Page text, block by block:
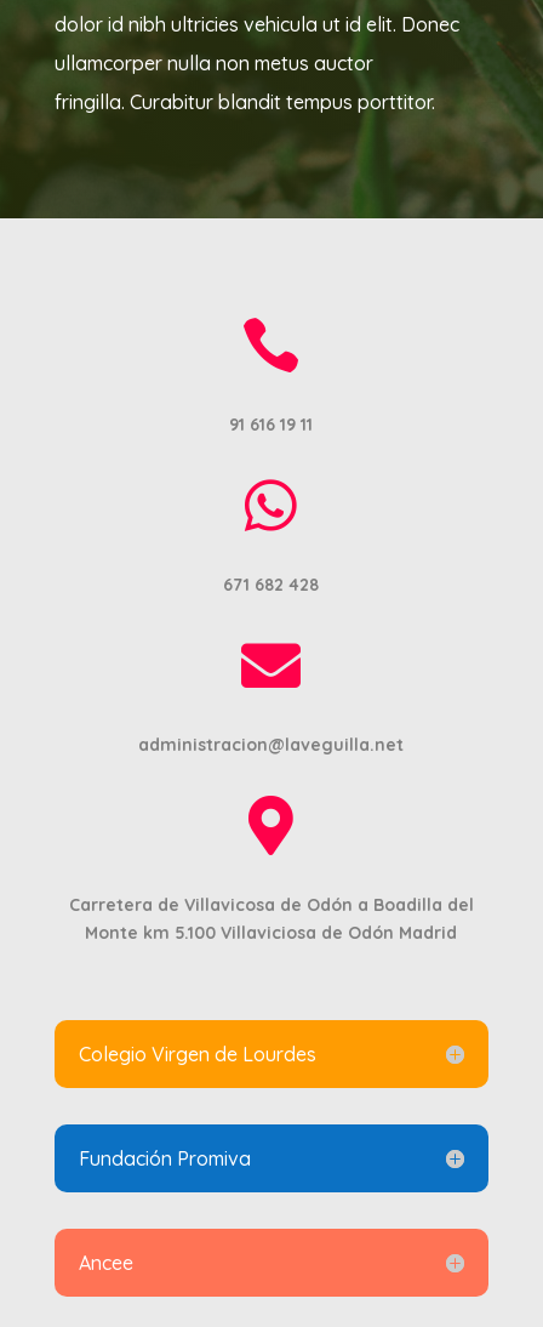
dolor id nibh ultricies vehicula ut id elit. Donec
ullamcorper nulla non metus auctor
fringilla. Curabitur blandit tempus porttitor.

91 616 19 11

671 682 428

administracion@laveguilla.net

Carretera de Villavicosa de Odón a Boadilla del
Monte km 5.100Villaviciosa de Odón Madrid
Colegio Virgen de Lourdes
Fundación Promiva
Ancee